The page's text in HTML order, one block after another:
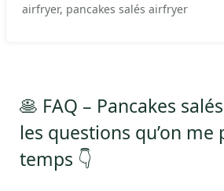
airfryer, pancakes salés airfryer
🥞 FAQ – Pancakes
les questions qu’on me
temps 👇